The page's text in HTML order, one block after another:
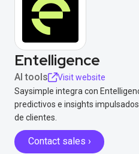
Entelligence
AI tools
Visit website
Saysimple integra con
predictivos e insights
de clientes.
Contact sales ›